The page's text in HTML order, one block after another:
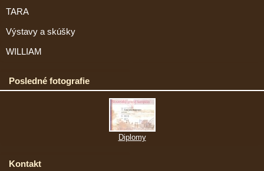
TARA
Výstavy a skúšky
WILLIAM
Posledné fotografie
Diplomy
Kontakt